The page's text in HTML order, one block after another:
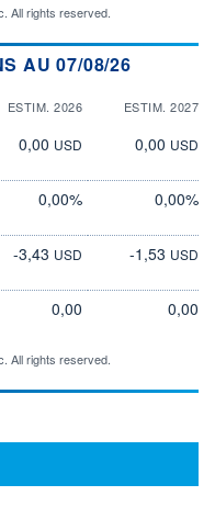
All rights reserved.
AU 07/08/26
ESTIM. 2026 ESTIM. 2027
0,00 USD 0,00 USD
0,00% 0,00%
-3,43 USD -1,53 USD
0,00 0,00
All rights reserved.